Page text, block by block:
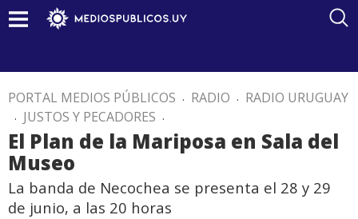
PORTAL MEDIOS PÚBLICOS . RADIO . RADIO URUGUAY
. JUSTOS Y PECADORES .
El Plan de la Mariposa en Sala del
Museo
La banda de Necochea se presenta el 28 y 29
de junio, a las 20 horas